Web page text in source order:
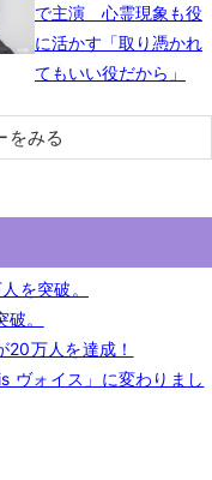
で主演 心霊現象も役
に活かす「取り憑かれ
てもいい役だから」
をみる
を突破。
。
万人を達成！
ォイス」に変わりまし